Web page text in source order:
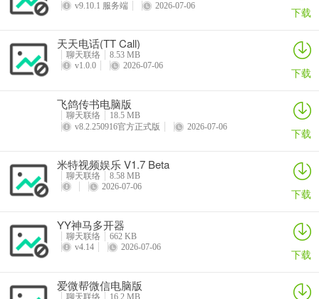
v9.10.1 服务端
2026-07-06 下载
天天电话(TT Call)
聊天联络
8.53 MB
v1.0.0
2026-07-06 下载
飞鸽传书电脑版
聊天联络
18.5 MB
v8.2.250916官方正式版
2026-07-06 下载
米特视频娱乐 V1.7 Beta
聊天联络
8.58 MB
2026-07-06
下载
YY神马多开器
聊天联络
662 KB
v4.14
2026-07-06 下载
爱微帮微信电脑版
聊天联络
16.2 MB